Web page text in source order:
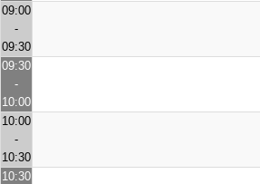
09:00
-
09:30
09:30
-
10:00
10:00
-
10:30
10:30